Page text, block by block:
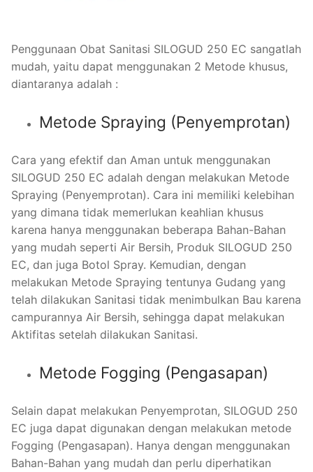
Penggunaan Obat Sanitasi SILOGUD 250 EC sangatlah
mudah, yaitu dapat menggunakan 2 Metode khusus,
diantaranya adalah :
Metode Spraying (Penyemprotan)
Cara yang efektif dan Aman untuk menggunakan
SILOGUD 250 EC adalah dengan melakukan Metode
Spraying (Penyemprotan). Cara ini memiliki kelebihan
yang dimana tidak memerlukan keahlian khusus
karena hanya menggunakan beberapa Bahan-Bahan
yang mudah seperti Air Bersih, Produk SILOGUD 250
EC, dan juga Botol Spray. Kemudian, dengan
melakukan Metode Spraying tentunya Gudang yang
telah dilakukan Sanitasi tidak menimbulkan Bau karena
campurannya Air Bersih, sehingga dapat melakukan
Aktifitas setelah dilakukan Sanitasi.
Metode Fogging (Pengasapan)
Selain dapat melakukan Penyemprotan, SILOGUD 250
EC juga dapat digunakan dengan melakukan metode
Fogging (Pengasapan). Hanya dengan menggunakan
Bahan-Bahan yang mudah dan perlu diperhatikan